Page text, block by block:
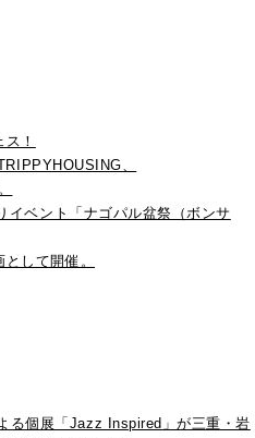
！
、
イベント「ナゴパル盆祭（ボンサ
して開催。
る個展「Jazz Inspired」が三重・岩